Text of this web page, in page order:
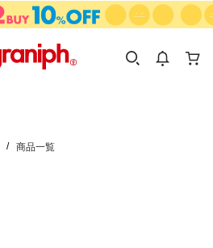
KIDS
商品一覧